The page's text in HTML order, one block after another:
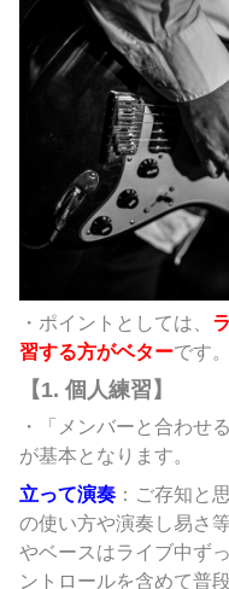
・ポイントとしては、
習する方がベターです。
【1. 個人練習】
・「メンバーと合わせ
が基本となります。
立って演奏 ：ご存知と
の使い方や演奏し易さ
やベースはライブ中ず
ントロールを含めて普